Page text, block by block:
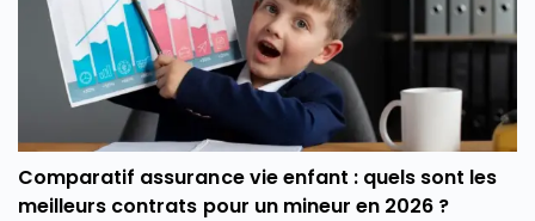
Comparatif assurance vie enfant : quels sont les
meilleurs contrats pour un mineur en 2026 ?